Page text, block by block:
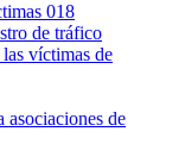
018
de tráfico
víctimas de
asociaciones de